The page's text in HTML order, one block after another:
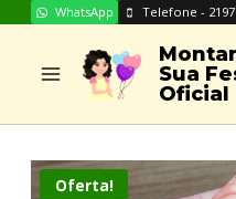
Skip
content
WhatsApp Telefone -
Sua
Oficial
Oferta!